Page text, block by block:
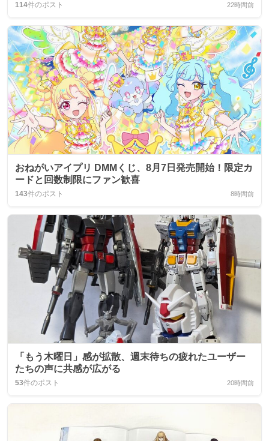
114件のポスト 22時間前
おねがいアイプリ DMMくじ、8月7日発売開始！限定カ
ードと回数制限にファン歓喜
143件のポスト 8時間前
「もう木曜日」感が拡散、週末待ちの疲れたユーザー
たちの声に共感が広がる
53件のポスト 20時間前